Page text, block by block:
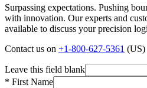
Surpassing expectations. Pushing
with innovation. Our experts and
available to discuss your precision
Contact us on +1-800-627-5361 (US)
Leave this field blank
* First Name